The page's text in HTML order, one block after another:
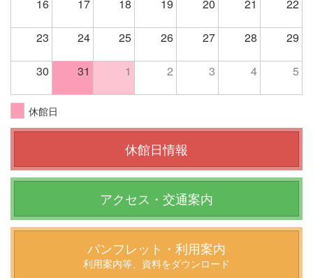
16 17 18 19 20 21 22
23 24 25 26 27 28 29
30 31 1 2 3 4 5
休館日
休館日情報
アクセス・交通案内
パンフレット・利用案内
利用案内等、資料をダウンロード